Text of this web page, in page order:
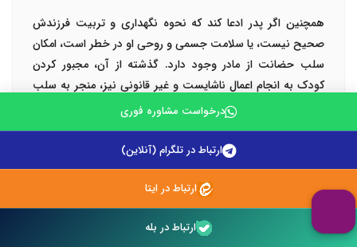
همچنین اگر پدر ادعا کند که نحوه نگهداری و تربیت فرزندش
صحیح نیست، یا سلامت جسمی و روحی او در خطر است، امکان
سلب حضانت از مادر وجود دارد. گذشته از آن، مجبور کردن
کودک به انجام اعمال ناشایست و غیر قانونی نیز، منجر به سلب
حضانت وی و واگذاری حضانت به پدر می شود.
حضانت فرزندرا از پدر بگیریم؟
ماده 1169 قانون مدنی، حضانت فرزند
درخواست مشاوره فوری
ارتباط در تلگرام (آنلاین)
ارتباط در ایتا
ارتباط در بله